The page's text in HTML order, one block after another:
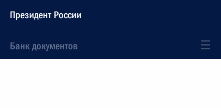
Президент России
Банк документов